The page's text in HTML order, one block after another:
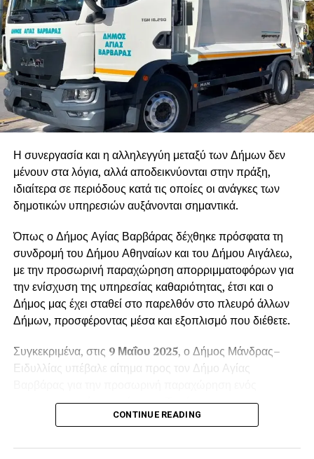
Η συνεργασία και η αλληλεγγύη μεταξύ των Δήμων δεν
μένουν στα λόγια, αλλά αποδεικνύονται στην πράξη,
ιδιαίτερα σε περιόδους κατά τις οποίες οι ανάγκες των
δημοτικών υπηρεσιών αυξάνονται σημαντικά.
Όπως ο Δήμος Αγίας Βαρβάρας δέχθηκε πρόσφατα τη
συνδρομή του Δήμου Αθηναίων και του Δήμου Αιγάλεω,
με την προσωρινή παραχώρηση απορριμματοφόρων για
την ενίσχυση της υπηρεσίας καθαριότητας, έτσι και ο
Δήμος μας έχει σταθεί στο παρελθόν στο πλευρό άλλων
Δήμων, προσφέροντας μέσα και εξοπλισμό που διέθετε.
Συγκεκριμένα, στις 9 Μαΐου 2025, ο Δήμος Μάνδρας–
Ειδυλλίας υπέβαλε αίτημα προς τον Δήμο Αγίας
απορριμματοφόρου οχήματος. Το αίτημα
πρωτοκολλήθηκε στις12 Μαΐου 2025, με αριθμό
αυξημένων αναγκών τηςΔημοτικής Ενότητας Βιλίων
CONTINUE READING